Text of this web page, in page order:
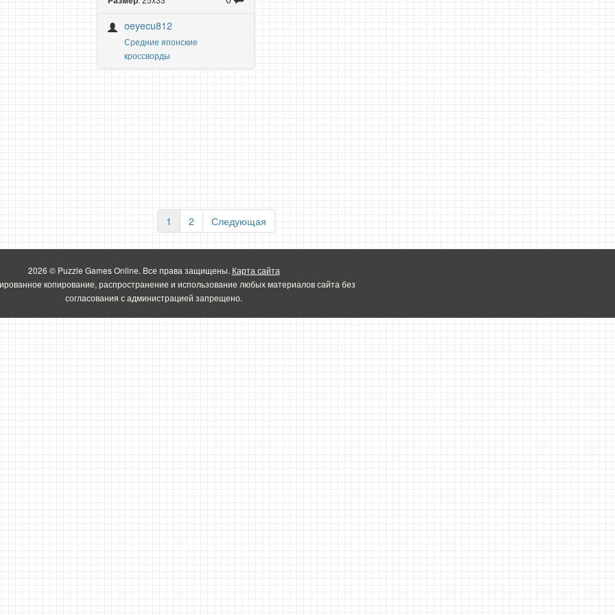
oeyecu812
Средние японские
кроссворды
1 2 Следующая
2026 © Puzzle Games Online. Все права защищены. Карта сайта
копирование, распространение и использование любых материалов сайта без
согласования с администрацией запрещено.